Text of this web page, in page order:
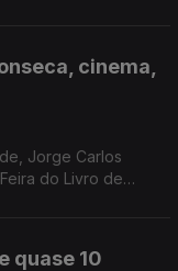
cinema,
Jorge Carlos
do Livro de
quase 10